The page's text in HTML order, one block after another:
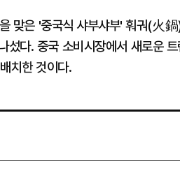
맞은 '중국식 샤부샤부' 훠궈(火
다. 중국 소비시장에서 새로운 트
치한 것이다.